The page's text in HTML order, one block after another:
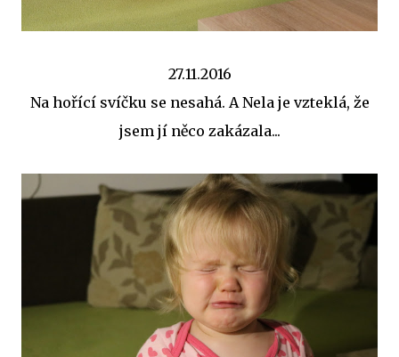
27.11.2016
Na hořící svíčku se nesahá. A Nela je vzteklá, že
jsem jí něco zakázala...